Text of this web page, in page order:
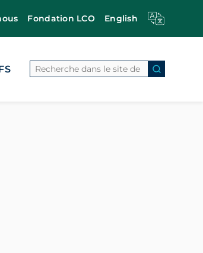
Fondation LCO English
Search
Search